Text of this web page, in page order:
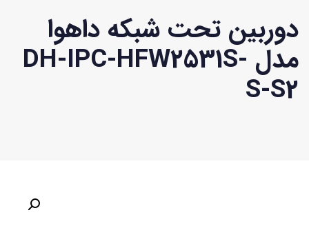
دوربین تحت شبکه داهوا
مدل DH-IPC-HFW2531S-
S-S2